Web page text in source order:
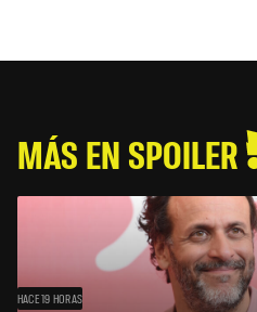
MÁS EN SPOILER
HACE 19 HORAS